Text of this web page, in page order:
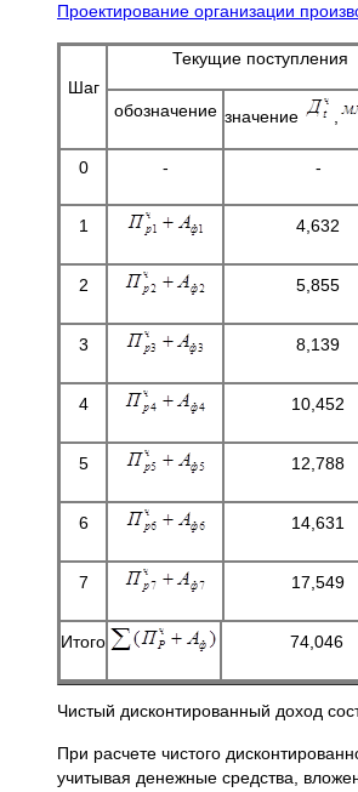
Проектирование организации
Шаг
Текущие поступления
обозначение значение
0 - -
1 4,632
2 5,855
3 8,139
4 10,452
5 12,788
6 14,631
7 17,549
Итого 74,046
Чистый дисконтированный доход
При расчете чистого
учитывая денежные средства,